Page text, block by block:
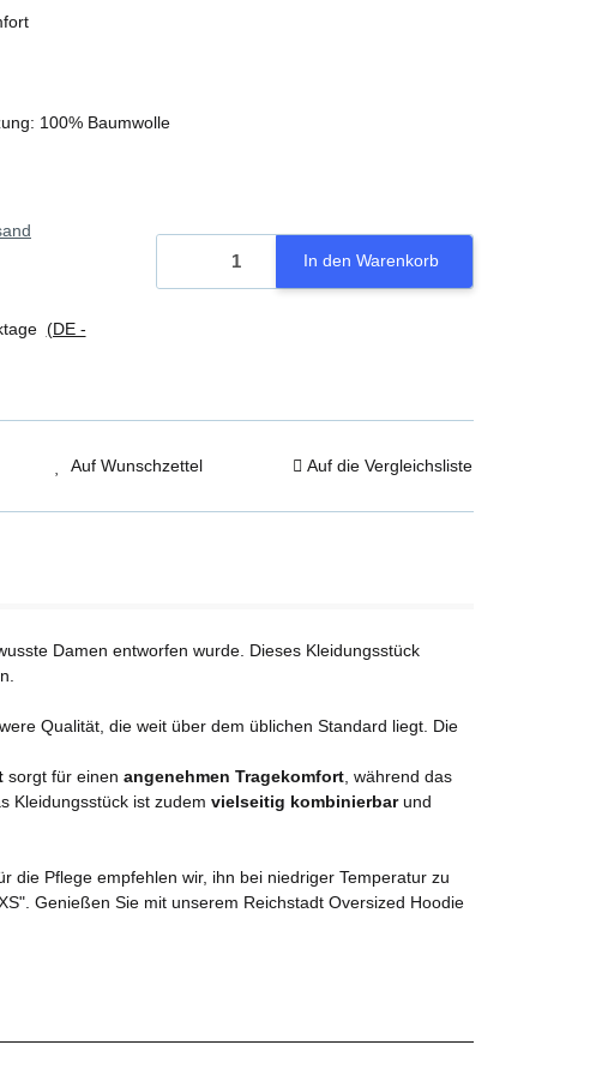
100% Baumwolle
(DE -
In den Warenkorb
Auf Wunschzettel Auf die Vergleichsliste
Damen entworfen wurde. Dieses Kleidungsstück
Qualität, die weit über dem üblichen Standard liegt. Die
sorgt für einen angenehmen Tragekomfort , während das
Kleidungsstück ist zudem vielseitig kombinierbarund
die Pflege empfehlen wir, ihn bei niedriger Temperatur zu
Genießen Sie mit unserem Reichstadt Oversized Hoodie